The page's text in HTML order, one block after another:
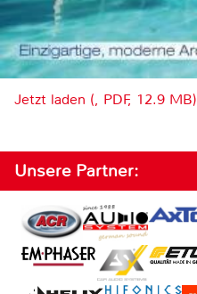
Jetzt laden (, PDF, 12.9 MB)
Unsere Partner: